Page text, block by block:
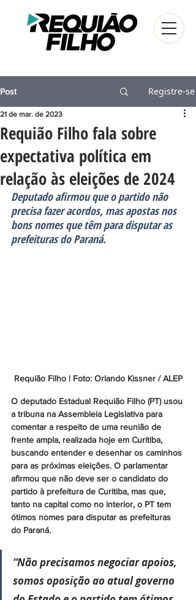
Post Registre-se
Requião Filho fala sobre
expectativa política em
relação às eleições de 2024
21 de mar. de 2023
Deputado afirmou que o partido não
precisa fazer acordos, mas apostas nos
bons nomes que têm para disputar as
prefeituras do Paraná.
Requião Filho | Foto: Orlando Kissner / ALEP
O deputado Estadual Requião Filho (PT) usou
a tribuna na Assembleia Legislativa para
comentar a respeito de uma reunião de
frente ampla, realizada hoje em Curitiba,
buscando entender e desenhar os caminhos
para as próximas eleições. O parlamentar
afirmou que não deve ser o candidato do
partido à prefeitura de Curitiba, mas que,
tanto na capital como no interior, o PT tem
ótimos nomes para disputar as prefeituras
do Paraná.
“Não precisamos negociar apoios,
somos oposição ao atual governo